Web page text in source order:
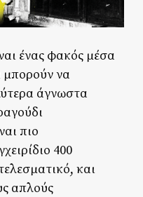
ένας φακός μέσα
μπορούν να
άγνωστα
πιο
400
και
απλούς